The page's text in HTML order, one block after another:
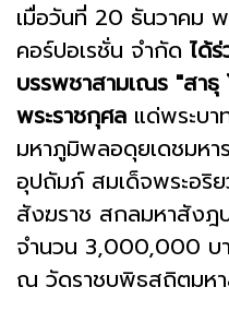
เมื่อวันที่ 20 ธันวาคม
คอร์ปอเรชั่น จำกัด ได้
บรรพชาสามเณร "สา
พระราชกุศล แด่พระบา
มหาภูมิพลอดุยเดชมหา
อุปถัมภ์ สมเด็จพระอ
สังฆราช สกลมหาสัง
จำนวน 3,000,000 บ
ณ วัดราชบพิธสถิตมหา